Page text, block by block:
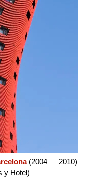
(2004 — 2010)
y Hotel)